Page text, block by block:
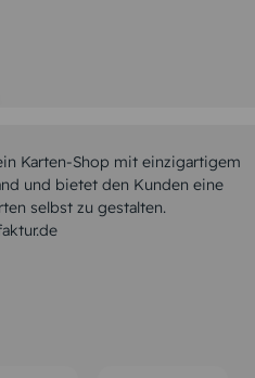
Karten-Shop mit einzigartigem
und bietet den Kunden eine
selbst zu gestalten.